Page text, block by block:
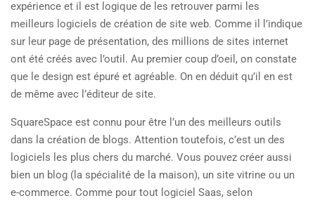
expérience et il est logique de les retrouver parmi les
meilleurs logiciels de création de site web. Comme il l’indique
sur leur page de présentation, des millions de sites internet
ont été créés avec l’outil. Au premier coup d’oeil, on constate
que le design est épuré et agréable. On en déduit qu’il en est
de même avec l’éditeur de site.
SquareSpace est connu pour être l’un des meilleurs outils
dans la création de blogs. Attention toutefois, c’est un des
logiciels les plus chers du marché. Vous pouvez créer aussi
bien un blog (la spécialité de la maison), un site vitrine ou un
e-commerce. Comme pour tout logiciel Saas, selon